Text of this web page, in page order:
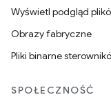
Wyświetl podgląd
Obrazy fabryczne
Pliki binarne
SPOŁECZNOŚĆ